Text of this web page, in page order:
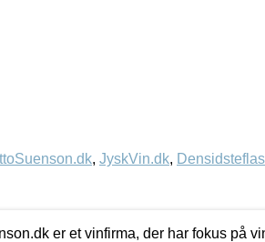
, JyskVin.dk,
er et vinfirma, der har fokus på